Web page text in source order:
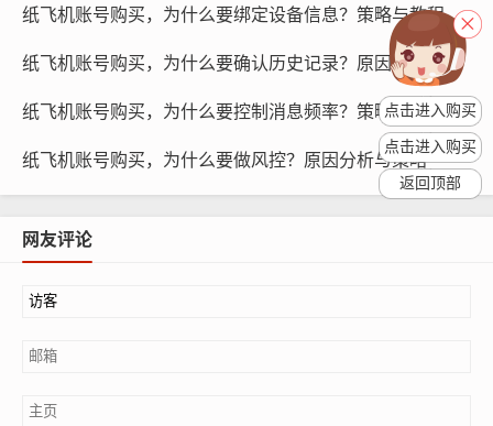
欧洲地区号：欧洲地区号可以让你在社交媒体上更好地了
解欧洲文化，提高账号的欧洲语言水平，欧洲地区号还可
以让你在广告投放和搜索推荐中更加精准。
纸飞机账号购买，为什么要绑定设备信息？策略与教程
纸飞机账号购买，为什么要确认历史记录？原因研究与步骤
纸飞机账号购买，为什么要控制消息频率？策略与教程
纸飞机账号购买，为什么要做风控？原因分析与策略
网友评论
点击进入购买
点击进入购买
返回顶部